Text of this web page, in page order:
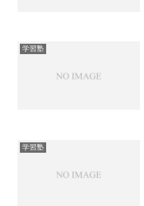
学習塾
学習塾